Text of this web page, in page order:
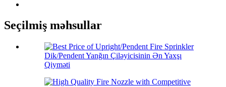
Seçilmiş məhsullar
Dik/Pendent Yanğın Çiləyicisinin Ən Yaxşı
Qiyməti